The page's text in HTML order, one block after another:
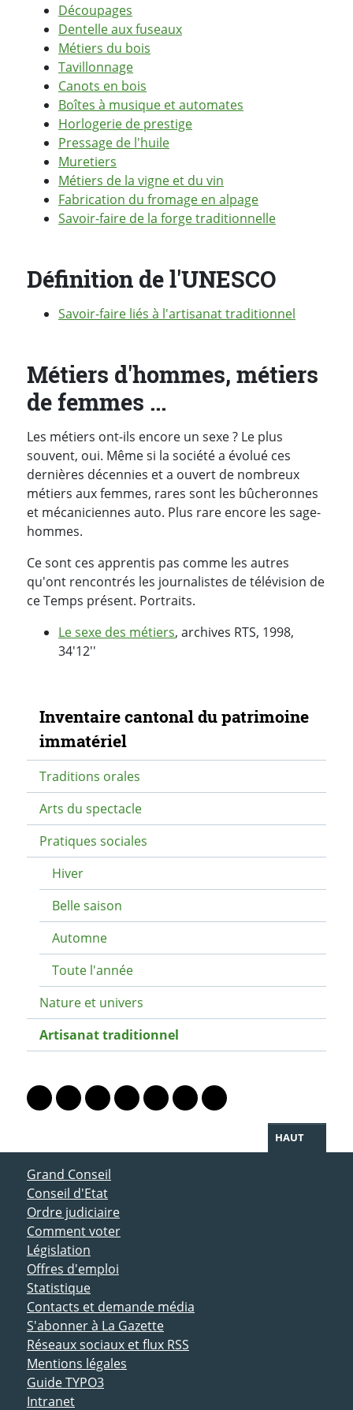
Découpages
Dentelle aux fuseaux
Métiers du bois
Tavillonnage
Canots en bois
Boîtes à musique et automates
Horlogerie de prestige
Pressage de l'huile
Muretiers
Métiers de la vigne et du vin
Fabrication du fromage en alpage
Savoir-faire de la forge traditionnelle
Définition de l'UNESCO
Savoir-faire liés à l'artisanat traditionnel
Métiers d'hommes, métiers
de femmes ...
Les métiers ont-ils encore un sexe ? Le plus
souvent, oui. Même si la société a évolué ces
dernières décennies et a ouvert de nombreux
métiers aux femmes, rares sont les bûcheronnes
et mécaniciennes auto. Plus rare encore les sage-
hommes.
Ce sont ces apprentis pas comme les autres
qu'ont rencontrés les journalistes de télévision de
ce Temps présent. Portraits.
Le sexe des métiers, archives RTS, 1998,
34'12''
Navigation secondaire
Inventaire cantonal du patrimoine
immatériel
Traditions orales
Arts du spectacle
Pratiques sociales
Hiver
Belle saison
Automne
Toute l'année
Nature et univers
Artisanat traditionnel
Lien vers le profil Mastodon
Lien vers le profil Bluesky
Lien vers le profil Instagram
Lien vers le profil Linkedin
Lien vers le profil Facebook
Lien vers le profil Twitter
Partager par WhatsApp
HAUT
ACCÈS DIRECT
Grand Conseil
Conseil d'Etat
Ordre judiciaire
Comment voter
Législation
Offres d'emploi
Statistique
Contacts et demande média
S'abonner à La Gazette
Réseaux sociaux et flux RSS
Mentions légales
Guide TYPO3
Intranet